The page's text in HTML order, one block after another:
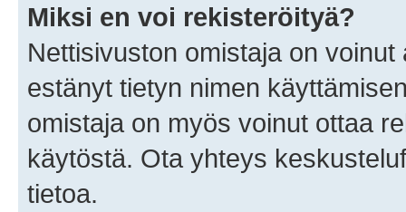
Miksi en voi rekisteröityä?
Nettisivuston omistaja on
estänyt tietyn nimen
omistaja on myös voinut ottaa
käytöstä. Ota yhteys
tietoa.